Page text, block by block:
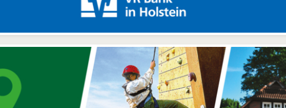
unter anderem
der bekannten
Marke hp.
den Express Service Ihre